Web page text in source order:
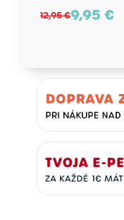
12,95 €9,95 €